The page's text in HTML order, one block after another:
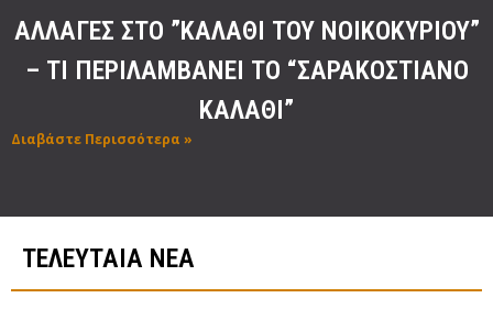
ΑΛΛΑΓΕΣ ΣΤΟ ”ΚΑΛΑΘΙ ΤΟΥ ΝΟΙΚΟΚΥΡΙΟΥ”
– ΤΙ ΠΕΡΙΛΑΜΒΑΝΕΙ ΤΟ “ΣΑΡΑΚΟΣΤΙΑΝΟ
ΚΑΛΑΘΙ”
Διαβάστε Περισσότερα »
ΤΕΛΕΥΤΑΙΑ ΝΕΑ